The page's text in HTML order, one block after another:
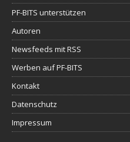
PF-BITS unterstützen
Autoren
Newsfeeds mit RSS
Werben auf PF-BITS
Kontakt
Datenschutz
Impressum